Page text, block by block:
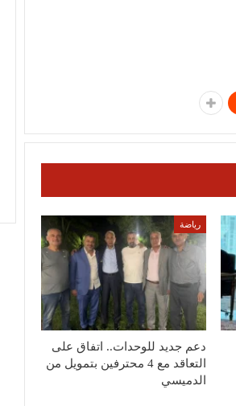
رياضة
دعم جديد للوحدات.. اتفاق على
التعاقد مع 4 محترفين بتمويل من
الدميسي